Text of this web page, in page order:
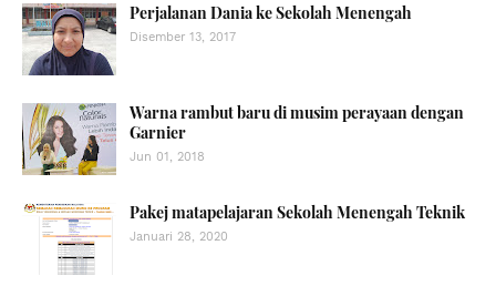
Perjalanan Dania ke Sekolah Menengah
Disember 13, 2017
Warna rambut baru di musim perayaan dengan
Garnier
Jun 01, 2018
Pakej matapelajaran Sekolah Menengah Teknik
Januari 28, 2020